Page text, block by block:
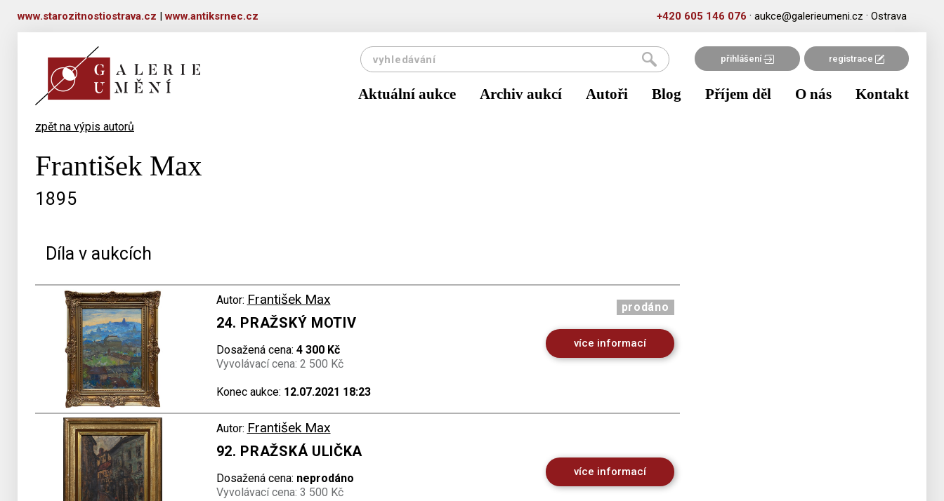
www.starozitnostiostrava.cz |www.antiksrnec.cz +420 605 146 076 · aukce@galerieumeni.cz · Ostrava
přihlášení registrace
Aktuální aukce Archiv aukcí Autoři Blog Příjem děl O nás Kontakt
zpět na výpis autorů
František Max
1895
Díla v aukcích
Autor: František Max
24. PRAŽSKÝ MOTIV
Dosažená cena: 4 300 Kč
Vyvolávací cena: 2 500 Kč
Konec aukce: 12.07.2021 18:23
prodáno
více informací
Autor: František Max
92. PRAŽSKÁ ULIČKA
Dosažená cena: neprodáno
Vyvolávací cena: 3 500 Kč
více informací